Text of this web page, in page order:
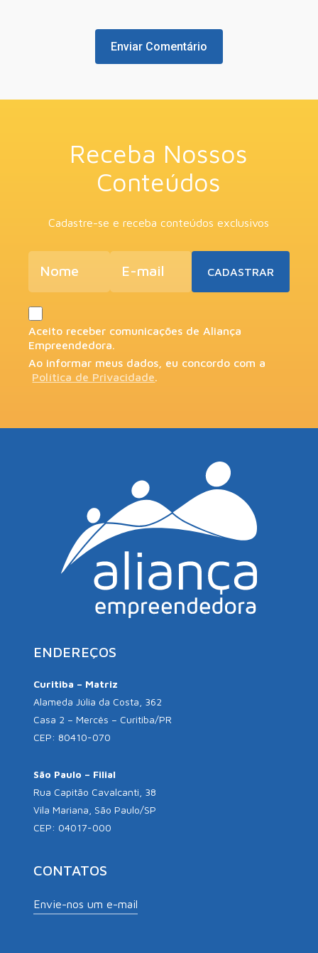
Receba Nossos
Conteúdos
Cadastre-se e receba conteúdos exclusivos
Aceito receber comunicações de Aliança
Empreendedora.
Ao informar meus dados, eu concordo com a
Política de Privacidade.
ENDEREÇOS
Curitiba – Matriz
Alameda Júlia da Costa, 362
Casa 2 – Mercês – Curitiba/PR
CEP: 80410-070
São Paulo – Filial
Rua Capitão Cavalcanti, 38
Vila Mariana, São Paulo/SP
CEP: 04017-000
CONTATOS
Envie-nos um e-mail